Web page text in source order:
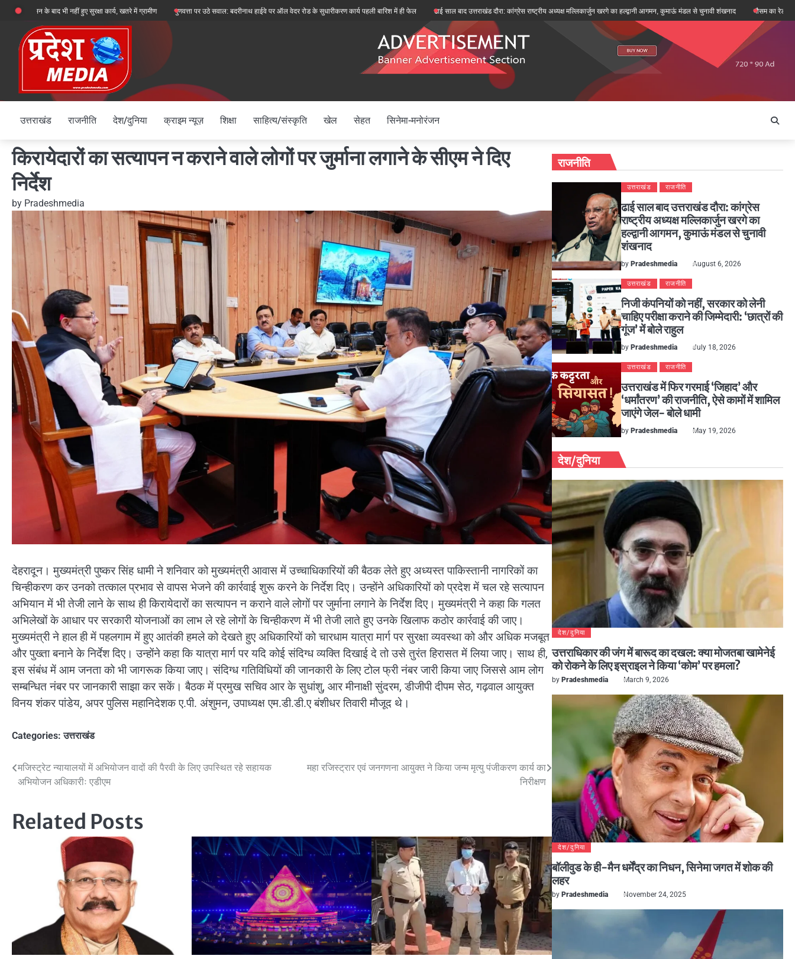
Skip
content
बाद भी नहीं हुए सुरक्षा कार्य, खतरे में ग्रामीण गुणवत्ता पर उठे सवाल: बदरीनाथ हाईवे पर ऑल वेदर रोड के सुधारीकरण कार्य पहली बारिश में ही फेल ढाई साल बाद उत्तराखंड दौरा: कांग्रेस राष्ट्रीय अध्यक्ष मल्लिकार्जुन खरगे का हल्द्वानी आगमन, कुमाऊं मंडल से चुनावी शंखनाद मौसम का रेडार: देहरादून,
उत्तराखंड राजनीति देश/दुनिया क्राइम न्यूज़ शिक्षा साहित्य/संस्कृति खेल सेहत सिनेमा-मनोरंजन
किरायेदारों का सत्यापन न कराने वाले लोगों पर जुर्माना लगाने के सीएम ने दिए
निर्देश
by Pradeshmedia
देहरादून। मुख्यमंत्री पुष्कर सिंह धामी ने शनिवार को मुख्यमंत्री आवास में उच्चाधिकारियों की बैठक लेते हुए अध्यस्त पाकिस्तानी नागरिकों का
चिन्हीकरण कर उनको तत्काल प्रभाव से वापस भेजने की कार्रवाई शुरू करने के निर्देश दिए। उन्होंने अधिकारियों को प्रदेश में चल रहे सत्यापन
अभियान में भी तेजी लाने के साथ ही किरायेदारों का सत्यापन न कराने वाले लोगों पर जुर्माना लगाने के निर्देश दिए। मुख्यमंत्री ने कहा कि गलत
अभिलेखों के आधार पर सरकारी योजनाओं का लाभ ले रहे लोगों के चिन्हीकरण में भी तेजी लाते हुए उनके खिलाफ कठोर कार्रवाई की जाए।
मुख्यमंत्री ने हाल ही में पहलगाम में हुए आतंकी हमले को देखते हुए अधिकारियों को चारधाम यात्रा मार्ग पर सुरक्षा व्यवस्था को और अधिक मजबूत
और पुख्ता बनाने के निर्देश दिए। उन्होंने कहा कि यात्रा मार्ग पर यदि कोई संदिग्ध व्यक्ति दिखाई दे तो उसे तुरंत हिरासत में लिया जाए। साथ ही,
इस संबंध में आम जनता को भी जागरूक किया जाए। संदिग्ध गतिविधियों की जानकारी के लिए टोल फ्री नंबर जारी किया जाए जिससे आम लोग
सम्बन्धित नंबर पर जानकारी साझा कर सकें। बैठक में प्रमुख सचिव आर के सुधांशु, आर मीनाक्षी सुंदरम, डीजीपी दीपम सेठ, गढ़वाल आयुक्त
विनय शंकर पांडेय, अपर पुलिस महानिदेशक ए.पी. अंशुमन, उपाध्यक्ष एम.डी.डी.ए बंशीधर तिवारी मौजूद थे।
Categories:उत्तराखंड
Post
मजिस्ट्रेट न्यायालयों में अभियोजन वादों की पैरवी के लिए उपस्थित रहे सहायक
अभियोजन अधिकारीः एडीएम
महा रजिस्ट्रार एवं जनगणना आयुक्त ने किया जन्म मृत्यु पंजीकरण कार्य का
निरीक्षण
Related Posts
राजनीति
उत्तराखंड राजनीति
ढाई साल बाद उत्तराखंड दौरा: कांग्रेस
राष्ट्रीय अध्यक्ष मल्लिकार्जुन खरगे का
हल्द्वानी आगमन, कुमाऊं मंडल से चुनावी
शंखनाद
by Pradeshmedia August 6, 2026
उत्तराखंड राजनीति
निजी कंपनियों को नहीं, सरकार को लेनी
चाहिए परीक्षा कराने की जिम्मेदारी: ‘छात्रों की
गूंज’ में बोले राहुल
by Pradeshmedia July 18, 2026
उत्तराखंड राजनीति
उत्तराखंड में फिर गरमाई ‘जिहाद’ और
‘धर्मांतरण’ की राजनीति, ऐसे कामों में शामिल
जाएंगे जेल- बोले धामी
by Pradeshmedia May 19, 2026
देश/दुनिया
देश/दुनिया
उत्तराधिकार की जंग में बारूद का दखल: क्या मोजतबा खामेनेई
को रोकने के लिए इस्राइल ने किया ‘कोम’ पर हमला?
by Pradeshmedia March 9, 2026
देश/दुनिया
बॉलीवुड के ही-मैन धर्मेंद्र का निधन, सिनेमा जगत में शोक की
लहर
by Pradeshmedia November 24, 2025